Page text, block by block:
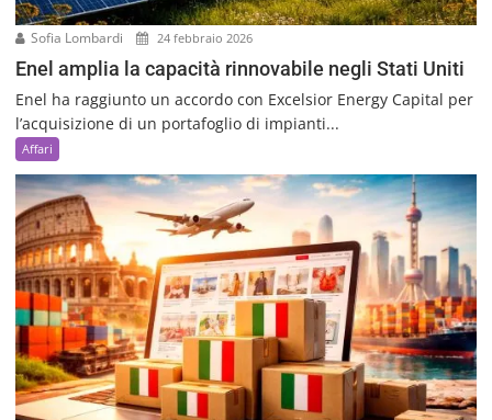
Sofia Lombardi 24 febbraio 2026
Enel amplia la capacità rinnovabile negli Stati Uniti
Enel ha raggiunto un accordo con Excelsior Energy Capital per
l’acquisizione di un portafoglio di impianti...
Affari